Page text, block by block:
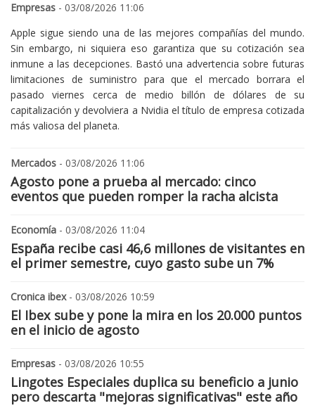
Empresas - 03/08/2026 11:06
Apple sigue siendo una de las mejores compañías del mundo.
Sin embargo, ni siquiera eso garantiza que su cotización sea
inmune a las decepciones. Bastó una advertencia sobre futuras
limitaciones de suministro para que el mercado borrara el
pasado viernes cerca de medio billón de dólares de su
capitalización y devolviera a Nvidia el título de empresa cotizada
más valiosa del planeta.
Mercados - 03/08/2026 11:06
Agosto pone a prueba al mercado: cinco
eventos que pueden romper la racha alcista
Economía - 03/08/2026 11:04
España recibe casi 46,6 millones de visitantes en
el primer semestre, cuyo gasto sube un 7%
Cronica ibex- 03/08/2026 10:59
El Ibex sube y pone la mira en los 20.000 puntos
en el inicio de agosto
Empresas - 03/08/2026 10:55
Lingotes Especiales duplica su beneficio a junio
pero descarta "mejoras significativas" este año